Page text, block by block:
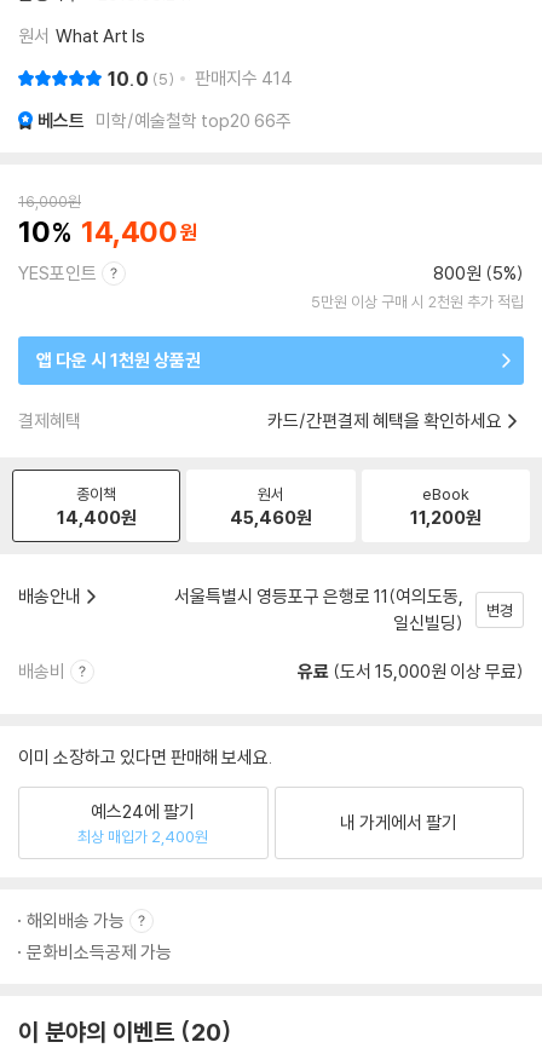
원서 What Art Is
10.0 5 판매지수 414
베스트 미학/예술철학 top20 66주
16,000원
10 14,400
YES포인트 800원 (5%)
5만원 이상 구매 시 2천원 추가 적립
앱 다운 시 1천원 상품권
결제혜택 카드/간편결제 혜택을 확인하세요
종이책
14,400원
원서
45,460원
eBook
11,200원
배송안내
서울특별시 영등포구 은행로 11(여의도동,
일신빌딩)
변경
배송비 유료 (도서 15,000원 이상 무료)
이미 소장하고 있다면 판매해 보세요.
예스24에 팔기
최상 매입가 2,400원
내 가게에서 팔기
해외배송 가능
문화비소득공제 가능
이 분야의 이벤트 20